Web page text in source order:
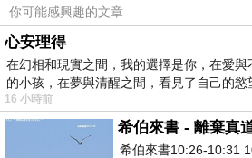
能凸顯優點，蝴蝶結又能綁前
的變化，造型上也很好搭配
法，蠻實用的外套啊，我朋
海裡一直想著寶寶要是穿那
我也想捕一件回家，但算了，
那件衣服看心酸的唷，嗚．
你可能感興趣的文章
心安理得
在幻相和現實之間，我的選擇是你，在愛
的小孩，在夢與清醒之間，看見了自己的
16 小時前
希伯來書 - 離棄真
希伯來書10:26-10:31